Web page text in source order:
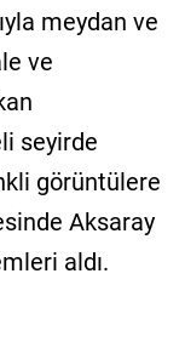
meydan ve
ve
seyirde
görüntülere
Aksaray
aldı.